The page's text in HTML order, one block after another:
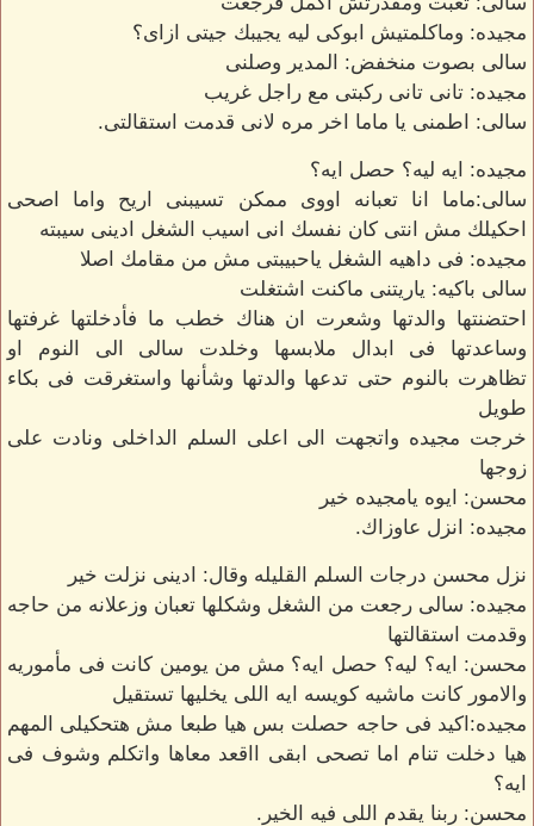
مجيده: وماكلمتيش ابوكى ليه يجيبك جيتى ازاى؟
سالى بصوت منخفض: المدير وصلنى
مجيده: تانى تانى ركبتى مع راجل غريب
سالى: اطمنى يا ماما اخر مره لانى قدمت استقالتى.
مجيده: ايه ليه؟ حصل ايه؟
سالى:ماما انا تعبانه اووى ممكن تسيبنى اريح واما اصحى
احكيلك مش انتى كان نفسك انى اسيب الشغل ادينى سيبته
مجيده: فى داهيه الشغل ياحبيبتى مش من مقامك اصلا
سالى باكيه: ياريتنى ماكنت اشتغلت
احتضنتها والدتها وشعرت ان هناك خطب ما فأدخلتها غرفتها
وساعدتها فى ابدال ملابسها وخلدت سالى الى النوم او
تظاهرت بالنوم حتى تدعها والدتها وشأنها واستغرقت فى بكاء
طويل
خرجت مجيده واتجهت الى اعلى السلم الداخلى ونادت على
زوجها
محسن: ايوه يامجيده خير
مجيده: انزل عاوزاك.
نزل محسن درجات السلم القليله وقال: ادينى نزلت خير
مجيده: سالى رجعت من الشغل وشكلها تعبان وزعلانه من حاجه
وقدمت استقالتها
محسن: ايه؟ ليه؟ حصل ايه؟ مش من يومين كانت فى مأموريه
والامور كانت ماشيه كويسه ايه اللى يخليها تستقيل
مجيده:اكيد فى حاجه حصلت بس هيا طبعا مش هتحكيلى المهم
هيا دخلت تنام اما تصحى ابقى ااقعد معاها واتكلم وشوف فى
ايه؟
محسن: ربنا يقدم اللى فيه الخير.